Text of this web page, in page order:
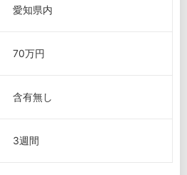
愛知県内
70万円
含有無し
3週間